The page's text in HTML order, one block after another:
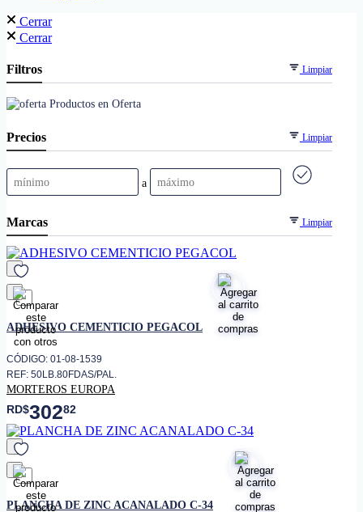
Cerrar
Cerrar
Filtros Limpiar
Productos en Oferta
Precios Limpiar
a
Marcas Limpiar
favorito
ADHESIVO CEMENTICIO PEGACOL
CÓDIGO: 01-08-1539
REF: 50LB.80FDAS/PAL.
MORTEROS EUROPA
RD$30282
favorito
PLANCHA DE ZINC ACANALADO C-34